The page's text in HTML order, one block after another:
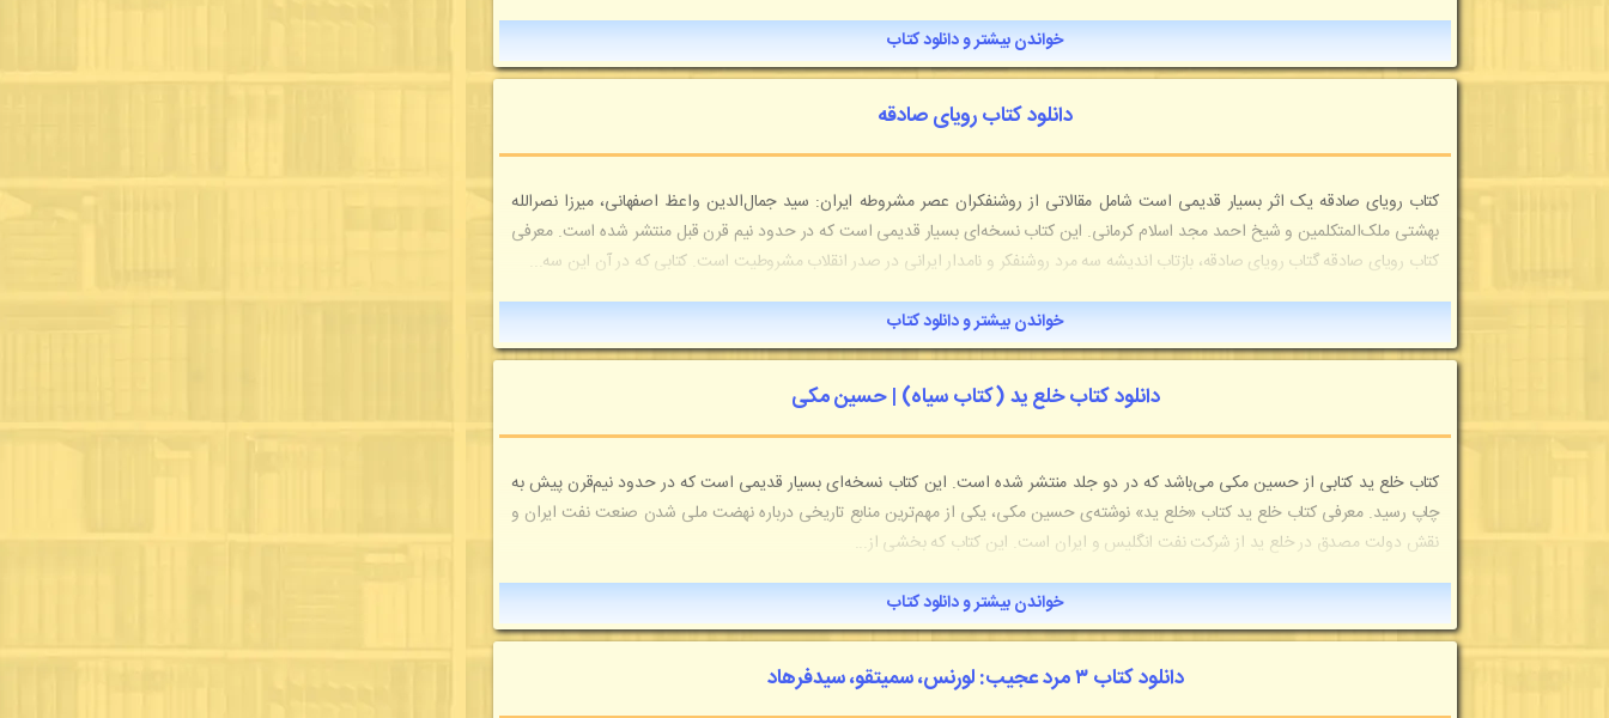
خواندن بیشتر و دانلود کتاب
دانلود کتاب رویای صادقه
کتاب رویای صادقه یک اثر بسیار قدیمی است شامل مقالاتی از روشنفکران عصر مشروطه ایران: سید جمال‌الدین واعظ اصفهانی، میرزا نصرالله
بهشتی ملک‌المتکلمین و شیخ احمد مجد اسلام کرمانی. این کتاب نسخه‌ای بسیار قدیمی است که در حدود نیم قرن قبل منتشر شده است. معرفی
کتاب رویای صادقه گتاب رویای صادقه، بازتاب اندیشه سه مرد روشنفکر و نامدار ایرانی در صدر انقلاب مشروطیت است. کتابی که در آن این سه...
خواندن بیشتر و دانلود کتاب
دانلود کتاب خلع ید (کتاب سیاه) | حسین مکی
کتاب خلع ید کتابی از حسین مکی می‌باشد که در دو جلد منتشر شده است. این کتاب نسخه‌ای بسیار قدیمی است که در حدود نیم‌قرن پیش به
چاپ رسید. معرفی کتاب خلع ید کتاب «خلع ید» نوشته‌ی حسین مکی، یکی از مهم‌ترین منابع تاریخی درباره نهضت ملی شدن صنعت نفت ایران و
نقش دولت مصدق در خلع ید از شرکت نفت انگلیس و ایران است. این کتاب که بخشی از...
خواندن بیشتر و دانلود کتاب
دانلود کتاب ۳ مرد عجیب: لورنس، سمیتقو، سیدفرهاد